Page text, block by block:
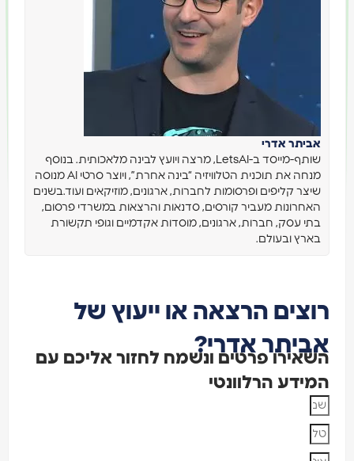
אביתר אדרי
שותף-מייסד ב-LetsAI, מרצה ויועץ לבינה מלאכותית. בנוסף
מנחה את תוכנית הטלוויזיה “בינה אחרת”, ויוצר סרטי AI מנוסה
שיצר קליפים ופרסומות לחברות, ארגונים, מוזיקאים ועוד.בשנים
האחרונות מעביר קורסים, סדנאות והרצאות במשרדי פרסום,
בתי עסק, חברות, ארגונים, מוסדות אקדמיים וגופי תקשורת
בארץ ובעולם.
רוצים הרצאה או ייעוץ של
אביתר אדרי?
השאירו פרטים ונשמח לחזור אליכם עם
המידע הרלוונטי